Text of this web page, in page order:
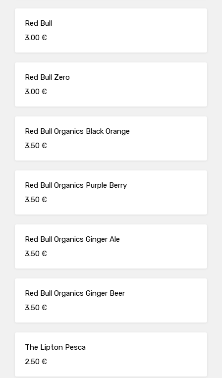
Red Bull
3.00 €
Red Bull Zero
3.00 €
Red Bull Organics Black Orange
3.50 €
Red Bull Organics Purple Berry
3.50 €
Red Bull Organics Ginger Ale
3.50 €
Red Bull Organics Ginger Beer
3.50 €
The Lipton Pesca
2.50 €